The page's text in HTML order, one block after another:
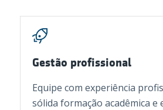
Gestão profissional
Equipe com experiência
sólida formação acadêmica e